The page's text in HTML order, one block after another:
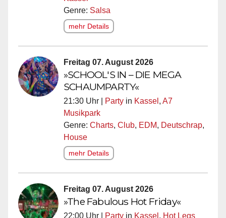
Genre: Salsa
mehr Details
Freitag 07. August 2026
»SCHOOL'S IN – DIE MEGA
SCHAUMPARTY«
21:30 Uhr | Party in Kassel , A7
Musikpark
Genre: Charts, Club, EDM, Deutschrap,
House
mehr Details
Freitag 07. August 2026
»The Fabulous Hot Friday«
22:00 Uhr | Party in Kassel , Hot Legs